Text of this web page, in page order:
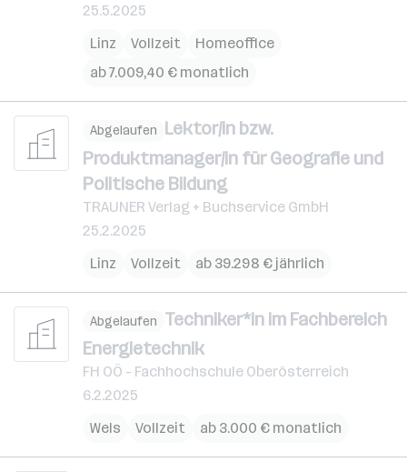
25.5.2025
Linz
Vollzeit
Homeoffice
ab 7.009,40 € monatlich
Abgelaufen Lektor/in bzw.
Produktmanager/in für Geografie und
Politische Bildung
TRAUNER Verlag + Buchservice GmbH
25.2.2025
Linz
Vollzeit ab 39.298 € jährlich
Abgelaufen Techniker*in im Fachbereich
Energietechnik
FH OÖ - Fachhochschule Oberösterreich
6.2.2025
Wels
Vollzeit ab 3.000 € monatlich